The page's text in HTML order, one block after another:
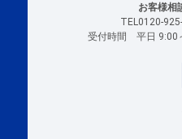
お客様相
TEL0120-
受付時間 平日 9:00